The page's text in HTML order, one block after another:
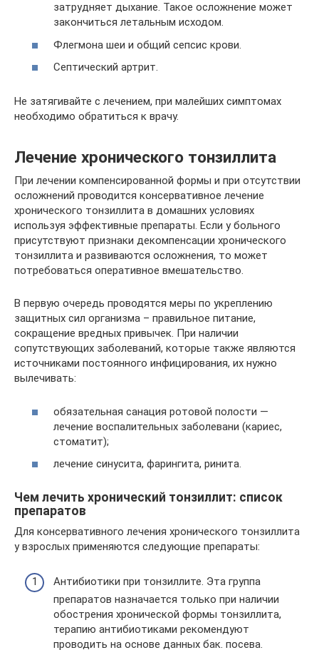
затрудняет дыхание. Такое осложнение может
закончиться летальным исходом.
Флегмона шеи и общий сепсис крови.
Септический артрит.
Не затягивайте с лечением, при малейших симптомах
необходимо обратиться к врачу.
Лечение хронического тонзиллита
При лечении компенсированной формы и при отсутствии
осложнений проводится консервативное лечение
хронического тонзиллита в домашних условиях
используя эффективные препараты. Если у больного
присутствуют признаки декомпенсации хронического
тонзиллита и развиваются осложнения, то может
потребоваться оперативное вмешательство.
В первую очередь проводятся меры по укреплению
защитных сил организма – правильное питание,
сокращение вредных привычек. При наличии
сопутствующих заболеваний, которые также являются
источниками постоянного инфицирования, их нужно
вылечивать:
обязательная санация ротовой полости —
лечение воспалительных заболевани (кариес,
стоматит);
лечение синусита, фарингита, ринита.
Чем лечить хронический тонзиллит: список
препаратов
Для консервативного лечения хронического тонзиллита
у взрослых применяются следующие препараты:
Антибиотики при тонзиллите. Эта группа
препаратов назначается только при наличии
обострения хронической формы тонзиллита,
терапию антибиотиками рекомендуют
проводить на основе данных бак. посева.